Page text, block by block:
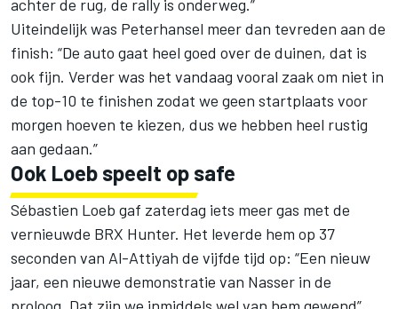
achter de rug, de rally is onderweg.”
Uiteindelijk was Peterhansel meer dan tevreden aan de
finish: “De auto gaat heel goed over de duinen, dat is
ook fijn. Verder was het vandaag vooral zaak om niet in
de top-10 te finishen zodat we geen startplaats voor
morgen hoeven te kiezen, dus we hebben heel rustig
aan gedaan.”
Ook Loeb speelt op safe
Sébastien Loeb gaf zaterdag iets meer gas met de
vernieuwde BRX Hunter. Het leverde hem op 37
seconden van Al-Attiyah de vijfde tijd op: “Een nieuw
jaar, een nieuwe demonstratie van Nasser in de